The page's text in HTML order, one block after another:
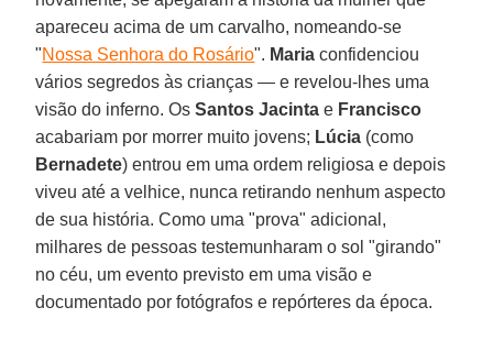
apareceu acima de um carvalho, nomeando-se
"Nossa Senhora do Rosário". Maria confidenciou
vários segredos às crianças — e revelou-lhes uma
visão do inferno. OsSantos Jacinta e Francisco
acabariam por morrer muito jovens; Lúcia (como
Bernadete) entrou em uma ordem religiosa e depois
viveu até a velhice, nunca retirando nenhum aspecto
de sua história. Como uma "prova" adicional,
milhares de pessoas testemunharam o sol "girando"
no céu, um evento previsto em uma visão e
documentado por fotógrafos e repórteres da época.